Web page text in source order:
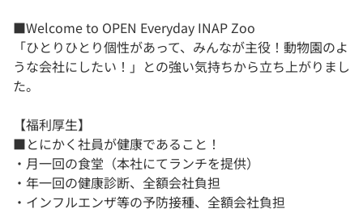
■Welcome to OPEN Everyday INAP Zoo
「ひとりひとり個性があって、みんなが主役！動物園のよ
うな会社にしたい！」との強い気持ちから立ち上がりまし
た。
【福利厚生】
■とにかく社員が健康であること！
・月一回の食堂（本社にてランチを提供）
・年一回の健康診断、全額会社負担
・インフルエンザ等の予防接種、全額会社負担